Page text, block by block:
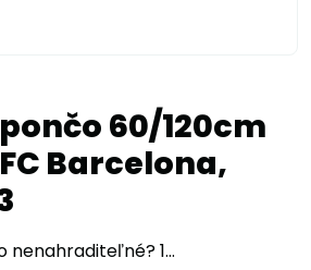
60/120cm
Barcelona,
1...